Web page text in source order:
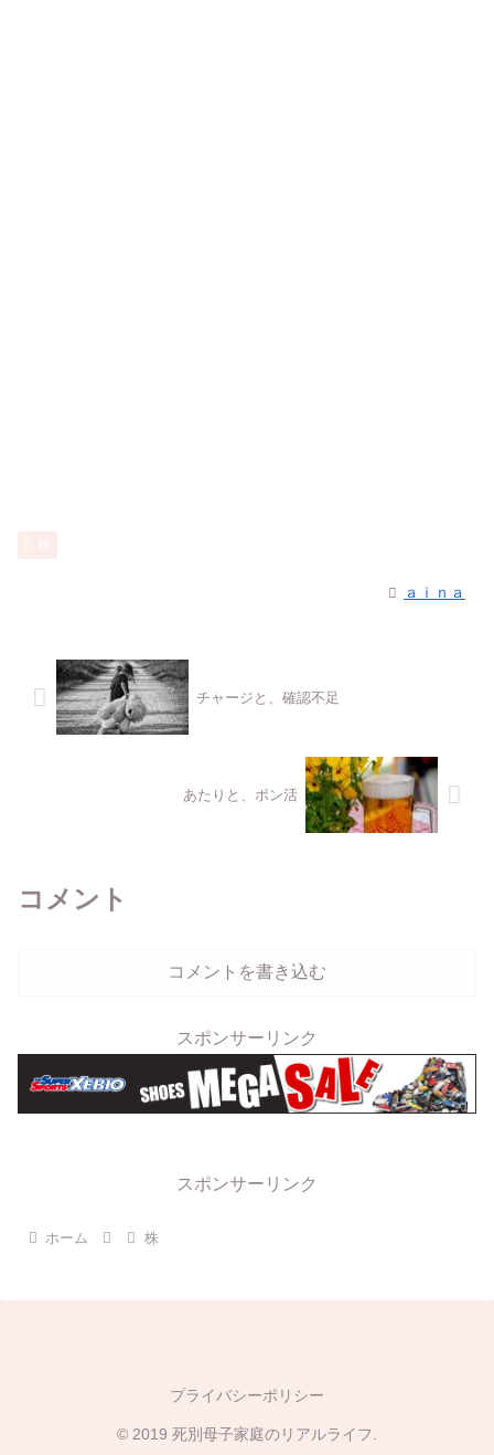
ａｉｎａ
チャージと、確認不足
あたりと、ポン活
コメント
コメントを書き込む
スポンサーリンク
スポンサーリンク
ホーム 株
プライバシーポリシー
© 2019 死別母子家庭のリアルライフ.